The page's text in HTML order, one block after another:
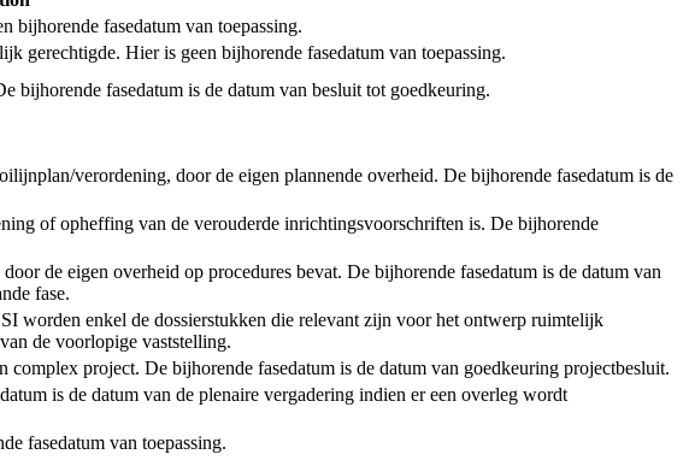
bijhorende fasedatum van toepassing.
gerechtigde. Hier is geen bijhorende fasedatum van toepassing.
bijhorende fasedatum is de datum van besluit tot goedkeuring.
verordening, door de eigen plannende overheid. De bijhorende fasedatum is de
of opheffing van de verouderde inrichtingsvoorschriften is. De bijhorende
de eigen overheid op procedures bevat. De bijhorende fasedatum is de datum van
fase.
worden enkel de dossierstukken die relevant zijn voor het ontwerp ruimtelijk
de voorlopige vaststelling.
project. De bijhorende fasedatum is de datum van goedkeuring projectbesluit.
is de datum van de plenaire vergadering indien er een overleg wordt
fasedatum van toepassing.